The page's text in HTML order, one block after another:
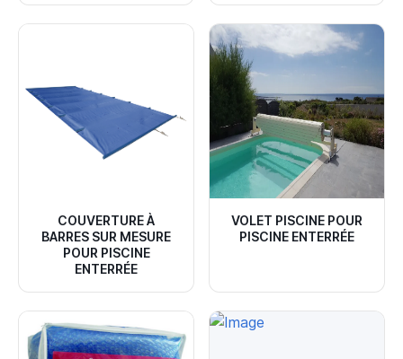
COUVERTURE À
BARRES SUR MESURE
POUR PISCINE
ENTERRÉE
VOLET PISCINE POUR
PISCINE ENTERRÉE